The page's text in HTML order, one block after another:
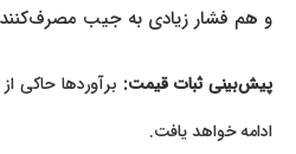
و هم فشار زیادی به جیب
پیش‌بینی ثبات قیمت: برآوردها حاکی
ادامه خواهد یافت.